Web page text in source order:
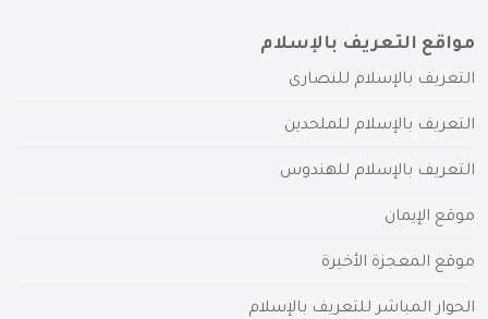
مواقع التعريف بالإسلام
التعريف بالإسلام للنصارى
التعريف بالإسلام للملحدين
التعريف بالإسلام للهندوس
موقع الإيمان
موقع المعجزة الأخيرة
الحوار المباشر للتعريف بالإسلام